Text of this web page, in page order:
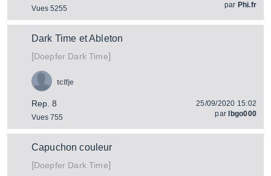
Vues 5255
par Phi.fr
Dark Time et Ableton
[Doepfer Dark Time]
Rep. 8
Vues 755
tclfje
25/09/2020 15:02
par
lbgo000
Capuchon couleur
[Doepfer Dark Time]